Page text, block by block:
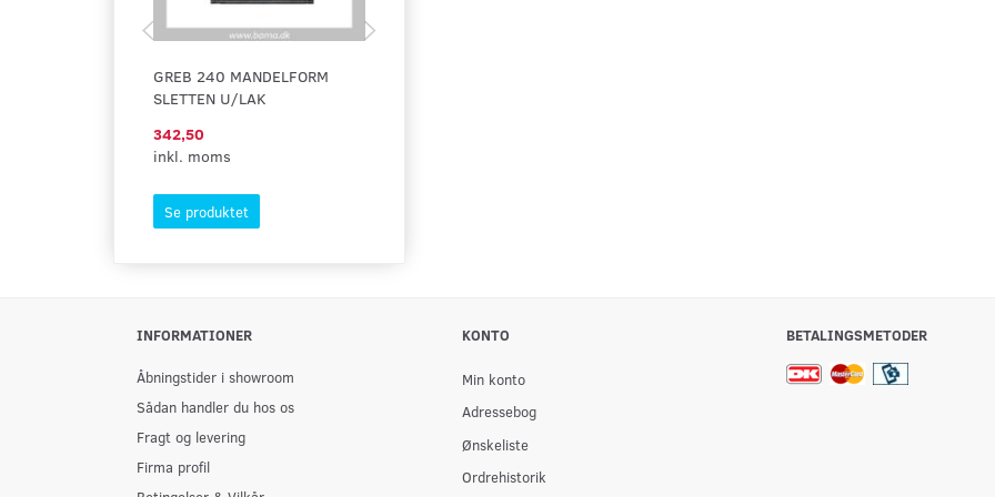
GREB 240 MANDELFORM
SLETTEN U/LAK
342,50
inkl. moms
Se produktet
INFORMATIONER
Åbningstider i showroom
Sådan handler du hos os
Fragt og levering
Firma profil
KONTO
Min konto
Adressebog
Ønskeliste
Ordrehistorik
BETALINGSMETODER